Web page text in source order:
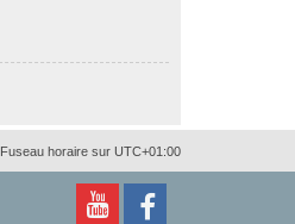
Fuseau horaire sur UTC+01:00